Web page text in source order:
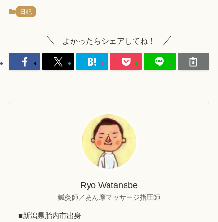
日記
よかったらシェアしてね！
Ryo Watanabe
鍼灸師／あん摩マッサージ指圧師
■新潟県胎内市出身